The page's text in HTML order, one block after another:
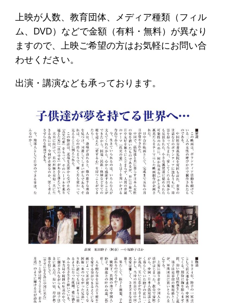
上映が人数、教育団体、メディア種類（フィル
ム、DVD）などで金額（有料・無料）が異なり
ますので、上映ご希望の方はお気軽にお問い合
わせください。
出演・講演なども承っております。